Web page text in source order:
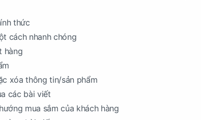
thức
cách nhanh chóng
hàng
xóa thông tin/sản phẩm
các bài viết
mua sắm của khách hàng